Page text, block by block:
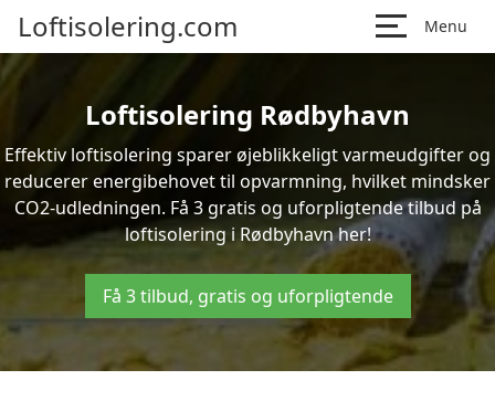
Loftisolering.com Menu
Loftisolering Rødbyhavn
Effektiv loftisolering sparer øjeblikkeligt varmeudgifter og
reducerer energibehovet til opvarmning, hvilket mindsker
CO2-udledningen. Få 3 gratis og uforpligtende tilbud på
loftisolering i Rødbyhavn her!
Få 3 tilbud, gratis og uforpligtende